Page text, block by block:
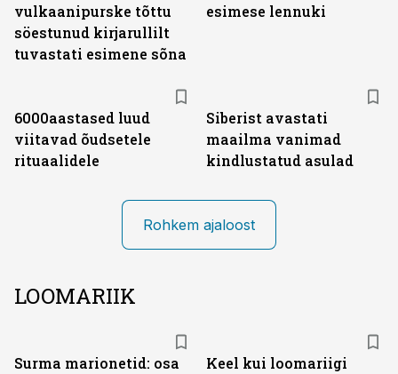
vulkaanipurske tõttu
söestunud kirjarullilt
tuvastati esimene sõna
esimese lennuki
6000aastased luud
viitavad õudsetele
rituaalidele
Siberist avastati
maailma vanimad
kindlustatud asulad
Rohkem ajaloost
LOOMARIIK
Surma marionetid: osa
Keel kui loomariigi